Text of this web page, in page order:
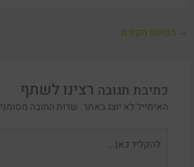
→ הפוסט הקודם
כתיבת תגובה
האימייל לא יוצג באתר. שדות החובה
כאן...